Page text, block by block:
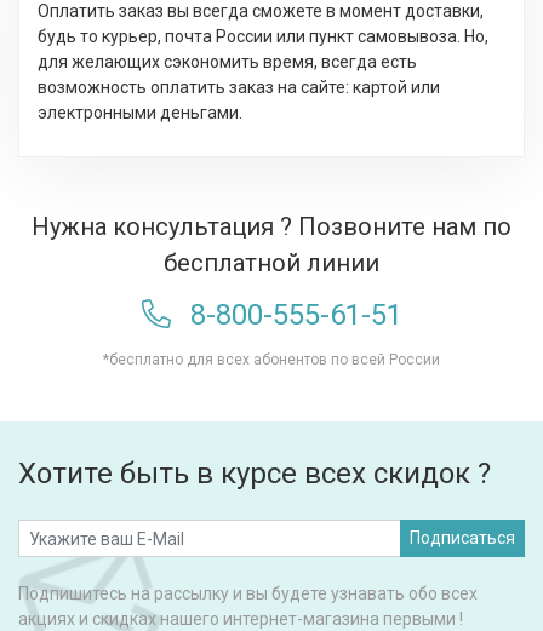
Оплатить заказ вы всегда сможете в момент доставки,
будь то курьер, почта России или пункт самовывоза. Но,
для желающих сэкономить время, всегда есть
возможность оплатить заказ на сайте: картой или
электронными деньгами.
Нужна консультация ? Позвоните нам по
бесплатной линии
8-800-555-61-51
*бесплатно для всех абонентов по всей России
Хотите быть в курсе всех скидок ?
Подписаться
Подпишитесь на рассылку и вы будете узнавать обо всех
акциях и скидках нашего интернет-магазина первыми !